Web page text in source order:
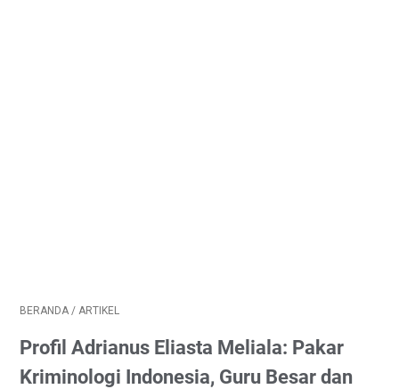
BERANDA / ARTIKEL
Profil Adrianus Eliasta Meliala: Pakar
Kriminologi Indonesia, Guru Besar dan